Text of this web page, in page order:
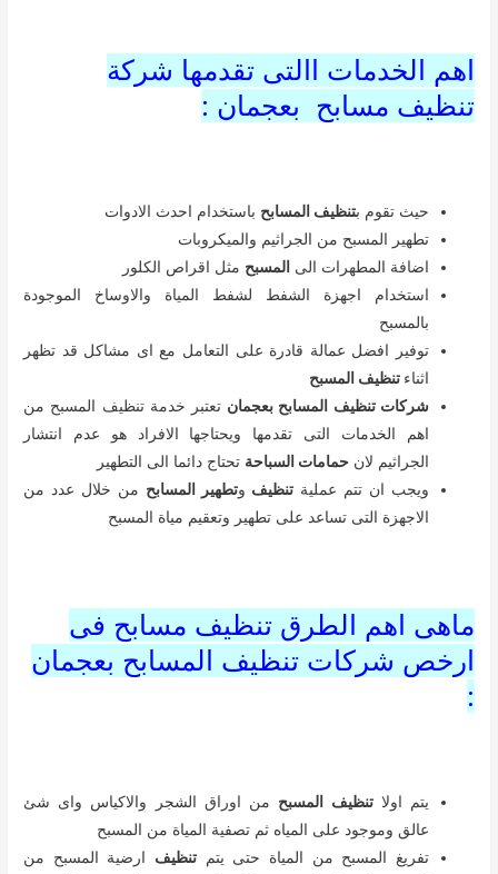
اهم الخدمات االتى تقدمها شركة
تنظيف مسابح بعجمان :
حيث تقوم بتنظيف المسابح باستخدام احدث الادوات
تطهير المسبح من الجراثيم والميكروبات
اضافة المطهرات الى المسبح مثل اقراص الكلور
استخدام اجهزة الشفط لشفط المياة والاوساخ الموجودة
بالمسبح
توفير افضل عمالة قادرة على التعامل مع اى مشاكل قد تظهر
اثناء تنظيف المسبح
شركات تنظيف المسابح بعجمان تعتبر خدمة تنظيف المسبح من
اهم الخدمات التى تقدمها ويحتاجها الافراد هو عدم انتشار
الجراثيم لانحمامات السباحة تحتاج دائما الى التطهير
ويجب ان تتم عملية تنظيف وتطهير المسابح من خلال عدد من
الاجهزة التى تساعد على تطهير وتعقيم مياة المسبح
ماهى اهم الطرق تنظيف مسابح فى
ارخص شركات تنظيف المسابح بعجمان
:
يتم اولاتنظيف المسبح من اوراق الشجر والاكياس واى شئ
عالق وموجود على المياه ثم تصفية المياة من المسبح
تفريغ المسبح من المياة حتى يتم تنظيف ارضية المسبح من